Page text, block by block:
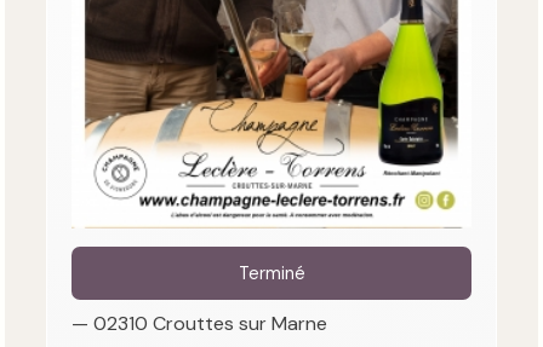
Terminé
— 02310 Crouttes sur Marne